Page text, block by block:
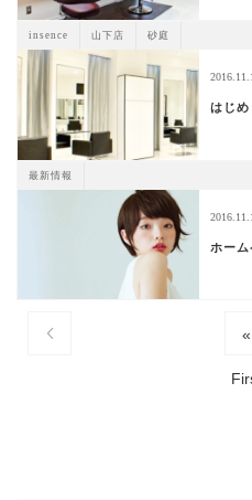
insence 山下店 砂庭
はじめ
最新情報
ホー
«